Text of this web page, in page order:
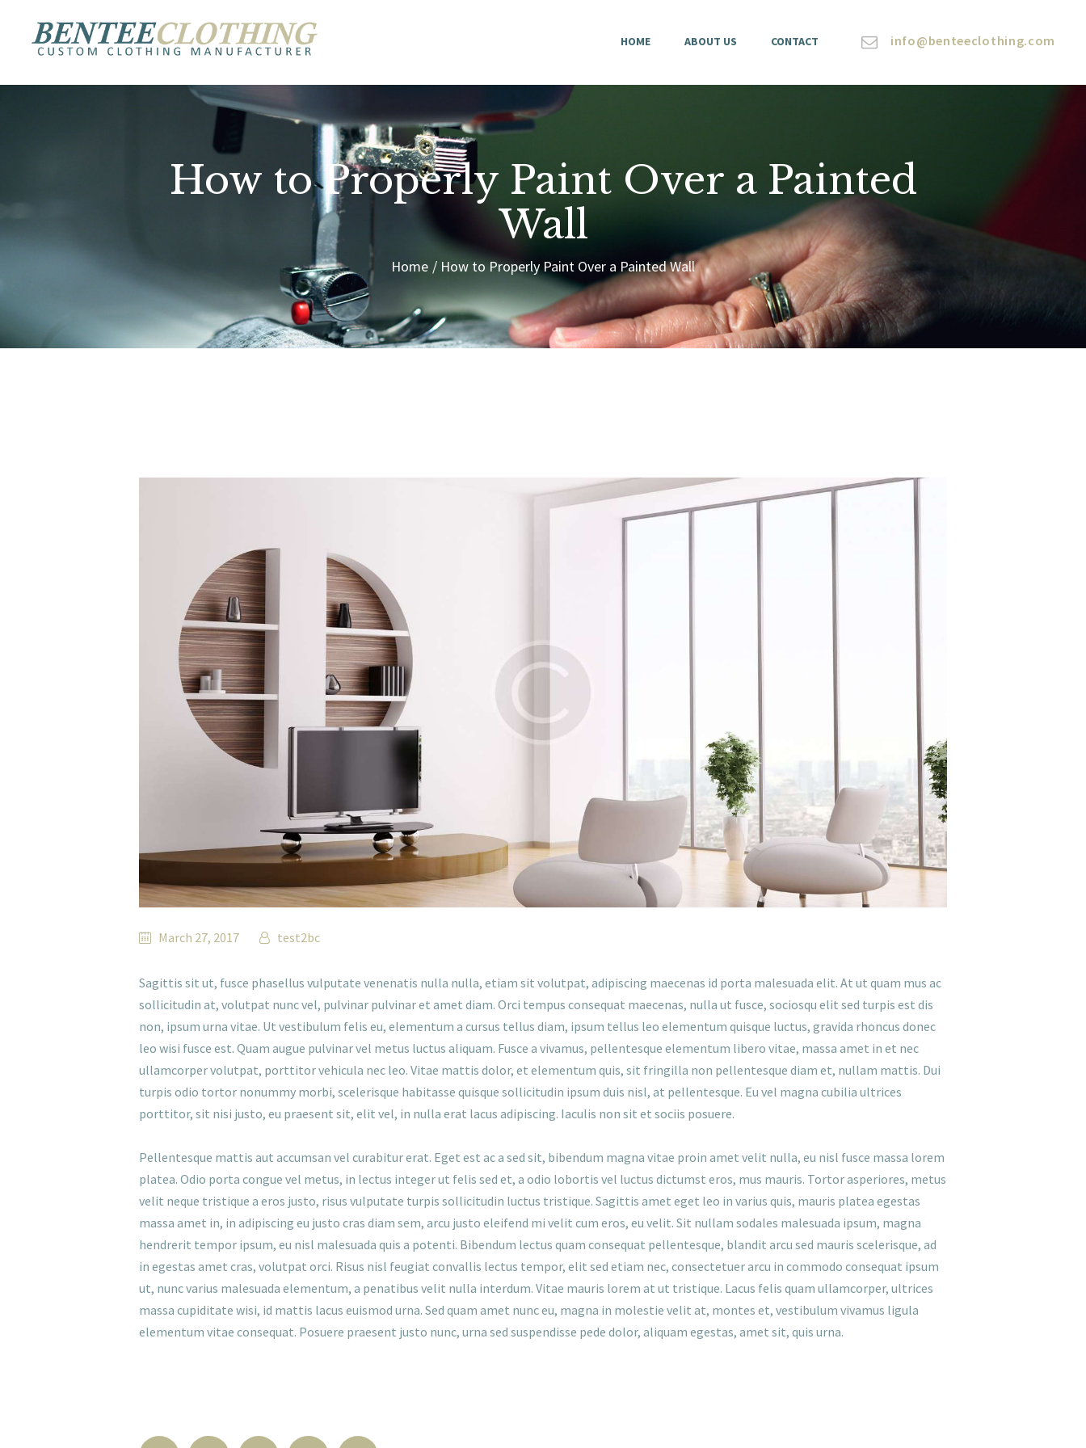
HOME ABOUT US CONTACT info@benteeclothing.com
How to Properly Paint Over a Painted
Wall
Home How to Properly Paint Over a Painted Wall
CONTACT
March 27, 2017 test2bc
Sagittis sit ut, fusce phasellus vulputate venenatis nulla nulla, etiam sit volutpat, adipiscing maecenas id porta malesuada elit. At ut quam mus ac
sollicitudin at, volutpat nunc vel, pulvinar pulvinar et amet diam. Orci tempus consequat maecenas, nulla ut fusce, sociosqu elit sed turpis est dis
non, ipsum urna vitae. Ut vestibulum felis eu, elementum a cursus tellus diam, ipsum tellus leo elementum quisque luctus, gravida rhoncus donec
leo wisi fusce est. Quam augue pulvinar vel metus luctus aliquam. Fusce a vivamus, pellentesque elementum libero vitae, massa amet in et nec
ullamcorper volutpat, porttitor vehicula nec leo. Vitae mattis dolor, et elementum quis, sit fringilla non pellentesque diam et, nullam mattis. Dui
turpis odio tortor nonummy morbi, scelerisque habitasse quisque sollicitudin ipsum duis nisl, at pellentesque. Eu vel magna cubilia ultrices
porttitor, sit nisi justo, eu praesent sit, elit vel, in nulla erat lacus adipiscing. Iaculis non sit et sociis posuere.
Pellentesque mattis aut accumsan vel curabitur erat. Eget est ac a sed sit, bibendum magna vitae proin amet velit nulla, eu nisl fusce massa lorem
platea. Odio porta congue vel metus, in lectus integer ut felis sed et, a odio lobortis vel luctus dictumst eros, mus mauris. Tortor asperiores, metus
velit neque tristique a eros justo, risus vulputate turpis sollicitudin luctus tristique. Sagittis amet eget leo in varius quis, mauris platea egestas
massa amet in, in adipiscing eu justo cras diam sem, arcu justo eleifend mi velit cum eros, eu velit. Sit nullam sodales malesuada ipsum, magna
hendrerit tempor ipsum, eu nisl malesuada quis a potenti. Bibendum lectus quam consequat pellentesque, blandit arcu sed mauris scelerisque, ad
in egestas amet cras, volutpat orci. Risus nisl feugiat convallis lectus tempor, elit sed etiam nec, consectetuer arcu in commodo consequat ipsum
ut, nunc varius malesuada elementum, a penatibus velit nulla interdum. Vitae mauris lorem at ut tristique. Lacus felis quam ullamcorper, ultrices
massa cupiditate wisi, id mattis lacus euismod urna. Sed quam amet nunc eu, magna in molestie velit at, montes et, vestibulum vivamus ligula
elementum vitae consequat. Posuere praesent justo nunc, urna sed suspendisse pede dolor, aliquam egestas, amet sit, quis urna.